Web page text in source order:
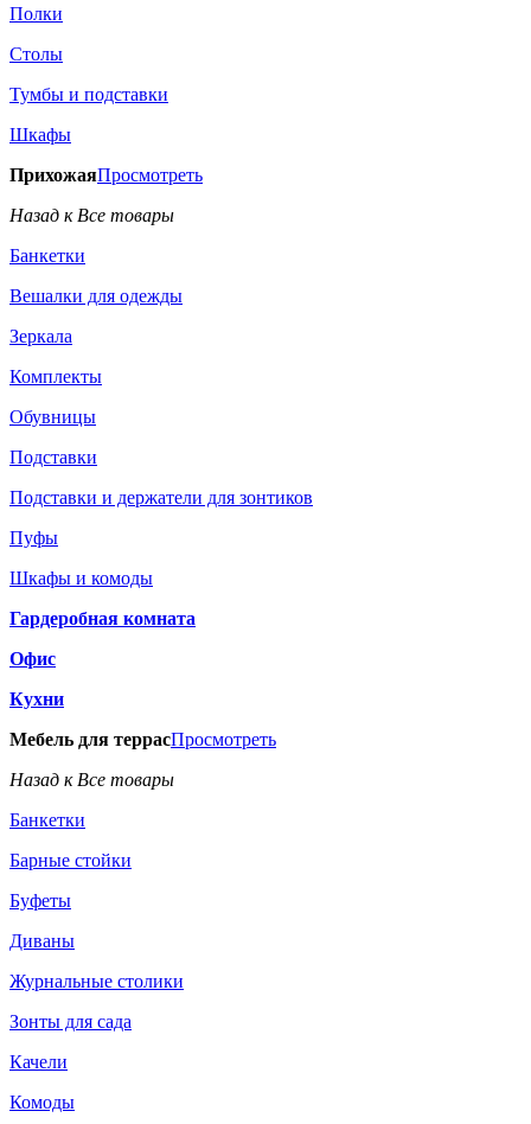
Полки
Столы
Тумбы и подставки
Шкафы
ПрихожаяПросмотреть
Назад к Все товары
Банкетки
Вешалки для одежды
Зеркала
Комплекты
Обувницы
Подставки
Подставки и держатели для зонтиков
Пуфы
Шкафы и комоды
Гардеробная комната
Офис
Кухни
Мебель для террасПросмотреть
Назад к Все товары
Банкетки
Барные стойки
Буфеты
Диваны
Журнальные столики
Зонты для сада
Качели
Комоды